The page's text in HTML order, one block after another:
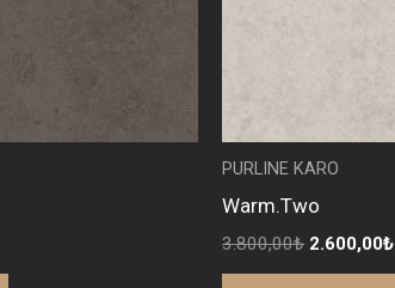
PURLINE KARO
Warm.Two
3.800,00₺ 2.600,00₺